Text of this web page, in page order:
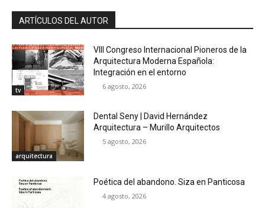
ARTÍCULOS DEL AUTOR
tv
VIII Congreso Internacional Pioneros de la
Arquitectura Moderna Española:
Integración en el entorno
6 agosto, 2026
arquitectura
Dental Seny | David Hernández
Arquitectura – Murillo Arquitectos
5 agosto, 2026
Poética del abandono. Siza en Panticosa
4 agosto, 2026